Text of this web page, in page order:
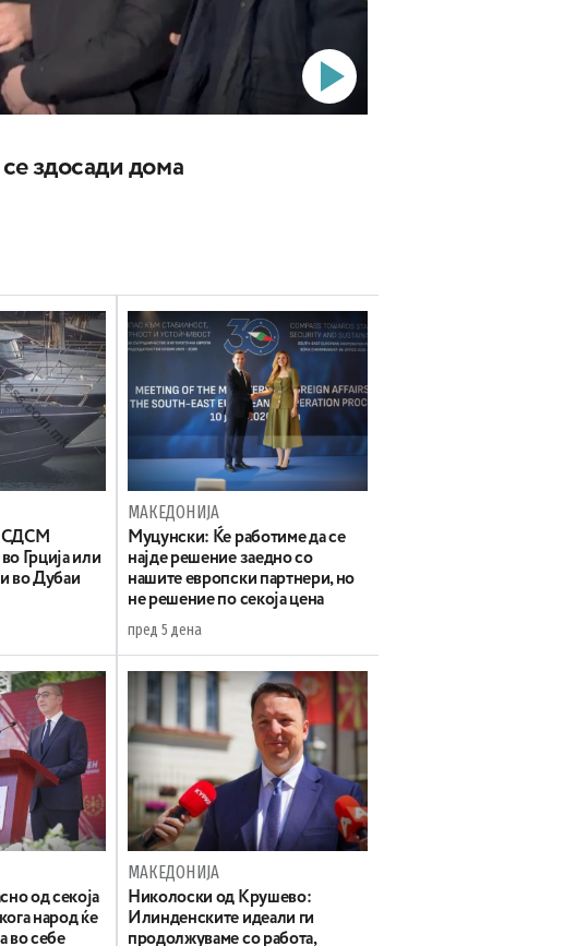
здосади дома
СДСМ
во Грција или
во Дубаи
МАКЕДОНИЈА
Муцунски: Ќе работиме да се
најде решение заедно со
нашите европски партнери, но
не решение по секоја цена
пред 5 дена
од секоја
народ ќе
во себе
МАКЕДОНИЈА
Николоски од Крушево:
Илинденските идеали ги
продолжуваме со работа,